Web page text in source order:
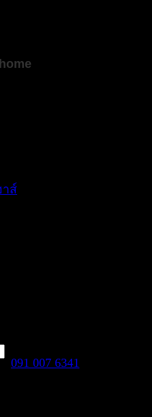
าส์
091 007 6341